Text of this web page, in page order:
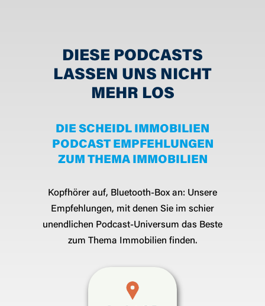
DIESE PODCASTS
LASSEN UNS NICHT
MEHR LOS
DIE SCHEIDL IMMOBILIEN
PODCAST EMPFEHLUNGEN
ZUM THEMA IMMOBILIEN
Kopfhörer auf, Bluetooth-Box an: Unsere
Empfehlungen, mit denen Sie im schier
unendlichen Podcast-Universum das Beste
zum Thema Immobilien finden.